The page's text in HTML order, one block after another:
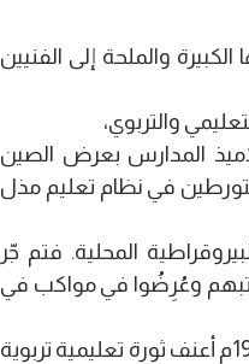
والملحة إلى الفنيين
والتربوي،
وتلاميذ المدارس بعرض الصين
في نظام تعليم مذل
المحلية. فتم جّر
وعُرِضُوا في مواكب في
وأرغموا على الاعتراف “بجرائمهم” في محاكمات شعبية وتعتبر الثورة الثقافية لعام 1966م أعنف ثورة تعليمية تربوية